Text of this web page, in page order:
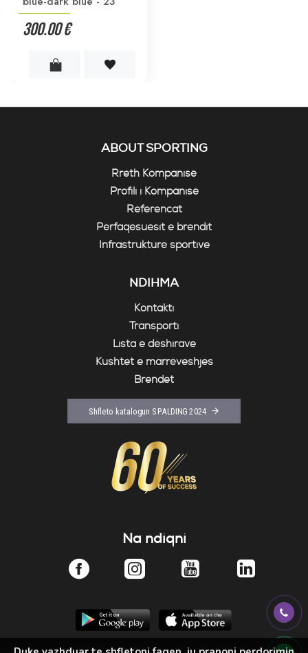
300.00 €
ABOUT SPORTING
Rreth Kompanisë
Profili i Kompanisë
Referencat
Përfaqësuesit e brendit
Infrastrukturë sportive
NDIHMA
Kontakti
Transporti
Lista e dëshirave
Kushtet e marrëveshjes
Brendet
Shfleto katalogun SPALDING 2024
Na ndiqni